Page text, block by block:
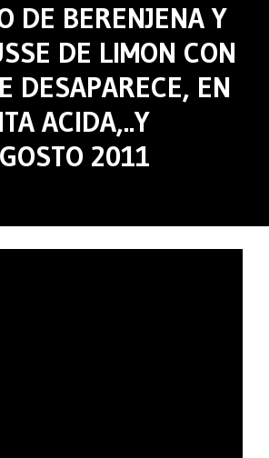
DE BERENJENA Y
DE LIMON CON
DESAPARECE, EN
ACIDA,..Y
2011